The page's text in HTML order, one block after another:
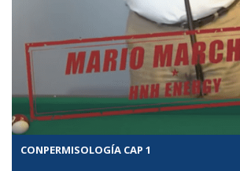
CONPERMISOLOGÍA CAP 1